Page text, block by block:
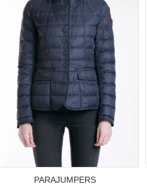
PARAJUMPERS